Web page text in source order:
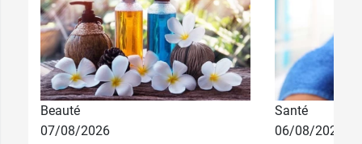
Beauté
07/08/2026
Santé
06/08/2026